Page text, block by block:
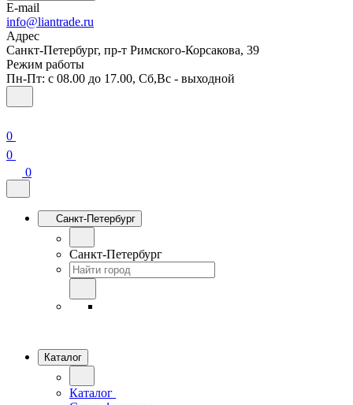
E-mail
info@liantrade.ru
Адрес
Санкт-Петербург, пр-т Римского-Корсакова, 39
Режим работы
Пн-Пт: c 08.00 до 17.00, Cб,Вс - выходной
0
0
0
Санкт-Петербург
Санкт-Петербург
Каталог
Каталог